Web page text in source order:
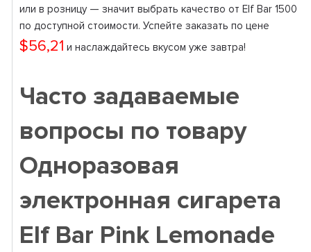
или в розницу — значит выбрать качество от Elf Bar 1500
по доступной стоимости. Успейте заказать по цене
$56,21 и наслаждайтесь вкусом уже завтра!
Часто задаваемые
вопросы по товару
Одноразовая
электронная сигарета
Elf Bar Pink Lemonade